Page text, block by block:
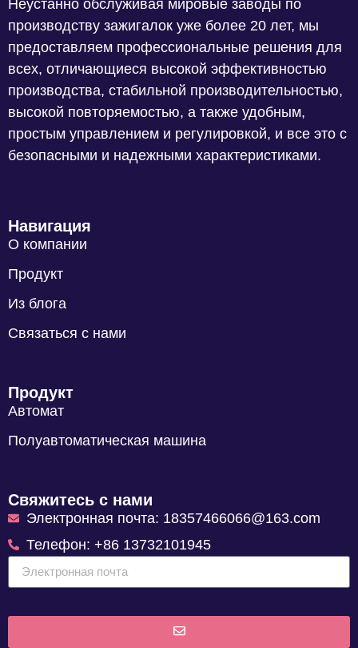
Неустанно обслуживая мировые заводы по
производству зажигалок уже более 20 лет, мы
предоставляем профессиональные решения для
всех, отличающиеся высокой эффективностью
производства, стабильной производительностью,
высокой повторяемостью, а также удобным,
простым управлением и регулировкой, и все это с
безопасными и надежными характеристиками.
Навигация
О компании
Продукт
Из блога
Связаться с нами
Продукт
Автомат
Полуавтоматическая машина
Свяжитесь с нами
Электронная почта: 18357466066@163.com
Телефон: +86 13732101945